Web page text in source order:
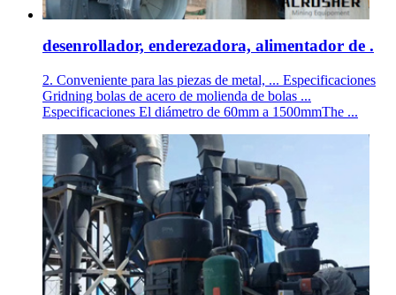
desenrollador, enderezadora, alimentador de .
2. Conveniente para las piezas de metal, ... Especificaciones
Gridning bolas de acero de molienda de bolas ...
Especificaciones El diámetro de 60mm a 1500mmThe ...